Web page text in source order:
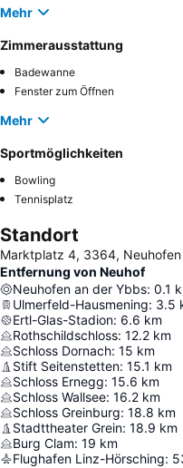
Mehr
Zimmerausstattung
Badewanne
Fenster zum Öffnen
Mehr
Sportmöglichkeiten
Bowling
Tennisplatz
Standort
Marktplatz 4, 3364,
Entfernung von Neuhof
Neuhofen an der Ybbs: 0.1
Ulmerfeld-Hausmening: 3.5
Ertl-Glas-Stadion: 6.6 km
Rothschildschloss: 12.2 km
Schloss Dornach: 15 km
Stift Seitenstetten: 15.1 km
Schloss Ernegg: 15.6 km
Schloss Wallsee: 16.2 km
Schloss Greinburg: 18.8 km
Stadttheater Grein: 18.9 km
Burg Clam: 19 km
Flughafen Linz-Hörsching: